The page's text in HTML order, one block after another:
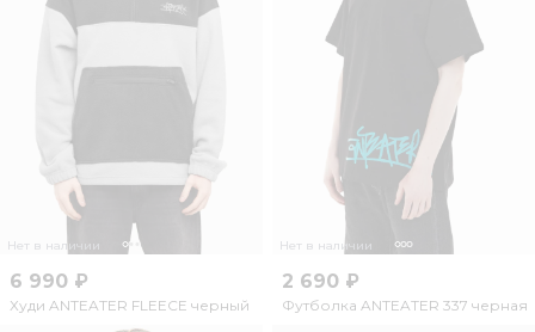
Нет в наличии
6 990 ₽
Худи ANTEATER FLEECE черный
Нет в наличии
2 690 ₽
Футболка ANTEATER 337 черная